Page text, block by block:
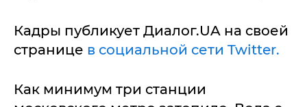
Кадры публикует Диалог.UA на своей
странице в социальной сети Twitter.
Как минимум три станции